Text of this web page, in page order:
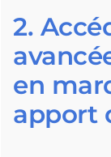
2.
en
apport